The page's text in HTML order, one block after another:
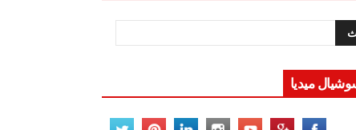
ميديا